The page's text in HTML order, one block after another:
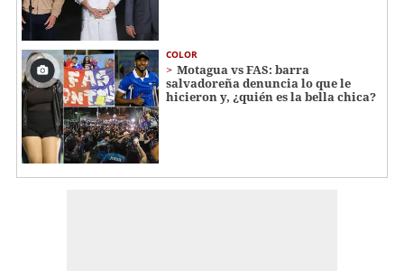
COLOR
Motagua vs FAS: barra
salvadoreña denuncia lo que le
hicieron y, ¿quién es la bella chica?